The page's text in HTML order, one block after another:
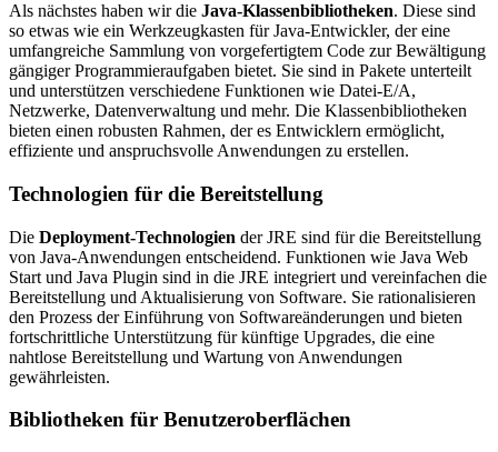
Als nächstes haben wir die Java-Klassenbibliotheken. Diese sind
so etwas wie ein Werkzeugkasten für Java-Entwickler, der eine
umfangreiche Sammlung von vorgefertigtem Code zur Bewältigung
gängiger Programmieraufgaben bietet. Sie sind in Pakete unterteilt
und unterstützen verschiedene Funktionen wie Datei-E/A,
Netzwerke, Datenverwaltung und mehr. Die Klassenbibliotheken
bieten einen robusten Rahmen, der es Entwicklern ermöglicht,
effiziente und anspruchsvolle Anwendungen zu erstellen.
Technologien für die Bereitstellung
Die Deployment-Technologien der JRE sind für die Bereitstellung
von Java-Anwendungen entscheidend. Funktionen wie Java Web
Start und Java Plugin sind in die JRE integriert und vereinfachen die
Bereitstellung und Aktualisierung von Software. Sie rationalisieren
den Prozess der Einführung von Softwareänderungen und bieten
fortschrittliche Unterstützung für künftige Upgrades, die eine
nahtlose Bereitstellung und Wartung von Anwendungen
gewährleisten.
Bibliotheken für Benutzeroberflächen